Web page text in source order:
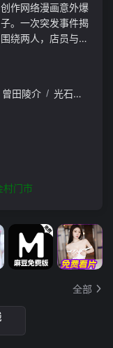
作网络漫画意外爆
。一次突发事件揭
绕两人，店员与顾
曾田陵介 / 光石研
村门市
全部